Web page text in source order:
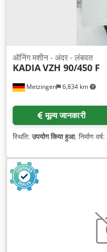
Metzingen 6,834 km
ऑनिंग मशीन - अंदर - लंबवत
KADIAVZH 90/450 F
मूल्य जानकारी
स्थिति:उपयोग किया हुआ, निर्माण वर्ष: